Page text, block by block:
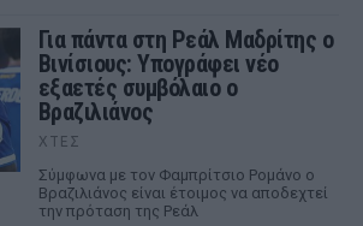
Για πάντα στη Ρεάλ Μαδρίτης ο
Βινίσιους: Υπογράφει νέο
εξαετές συμβόλαιο ο
Βραζιλιάνος
ΧΤΕΣ
Σύμφωνα με τον Φαμπρίτσιο Ρομάνο ο
Βραζιλιάνος είναι έτοιμος να αποδεχτεί
την πρόταση της Ρεάλ